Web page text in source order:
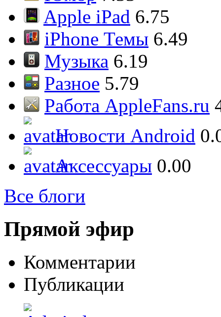
Apple iPad 6.75
iPhone Темы 6.49
Музыка 6.19
Разное 5.79
Работа AppleFans.ru
Новости Android
Аксессуары 0.00
Все блоги
Прямой эфир
Комментарии
Публикации